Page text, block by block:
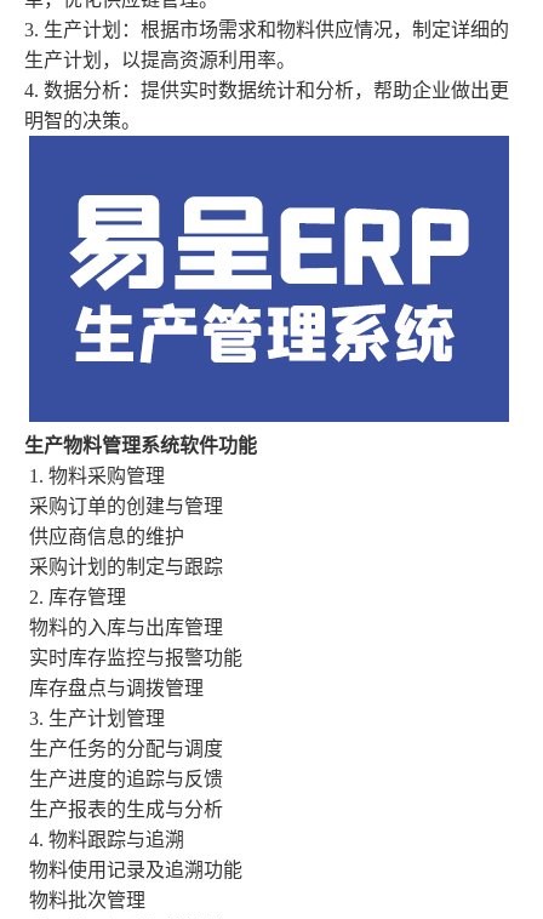
3. 生产计划：根据市场需求和物料供应情况，制定详细的
生产计划，以提高资源利用率。
4. 数据分析：提供实时数据统计和分析，帮助企业做出更
明智的决策。
生产物料管理系统软件功能
1. 物料采购管理
采购订单的创建与管理
供应商信息的维护
采购计划的制定与跟踪
2. 库存管理
物料的入库与出库管理
实时库存监控与报警功能
库存盘点与调拨管理
3. 生产计划管理
生产任务的分配与调度
生产进度的追踪与反馈
生产报表的生成与分析
4. 物料跟踪与追溯
物料使用记录及追溯功能
物料批次管理